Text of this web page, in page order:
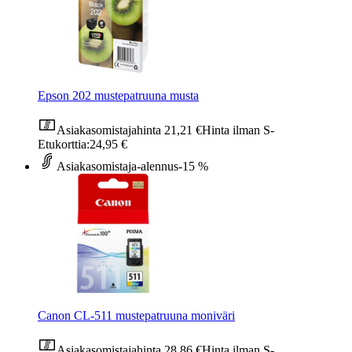
Epson 202 mustepatruuna musta
Asiakasomistajahinta 21,21 €Hinta ilman S-
Etukorttia:24,95 €
Asiakasomistaja-alennus-15 %
Canon CL-511 mustepatruuna moniväri